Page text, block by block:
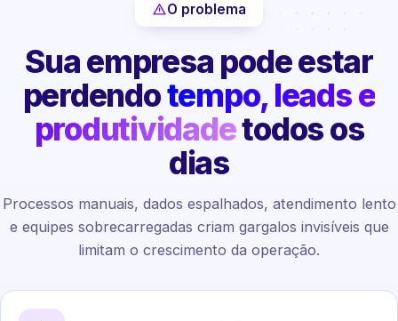
O problema
Sua empresa pode estar
perdendotempo, leads e
produtividadetodos os
dias
Processos manuais, dados espalhados, atendimento lento
e equipes sobrecarregadas criam gargalos invisíveis que
limitam o crescimento da operação.